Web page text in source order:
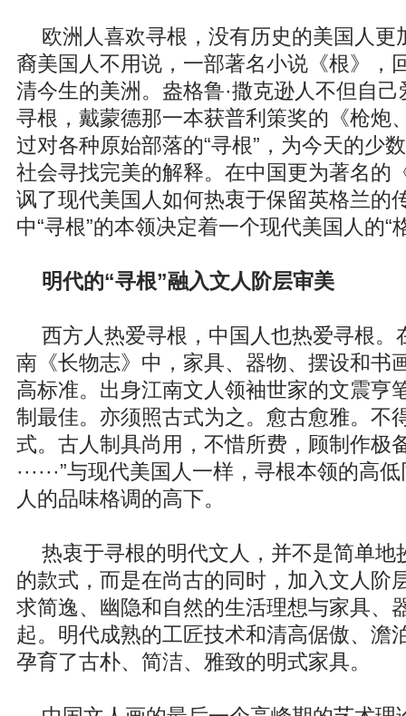
欧洲人喜欢寻根，没有历史的美国人更
裔美国人不用说，一部著名小说《根》，
清今生的美洲。盎格鲁·撒克逊人不但自
寻根，戴蒙德那一本获普利策奖的《枪炮
过对各种原始部落的“寻根”，为今天的少
社会寻找完美的解释。在中国更为著名的
讽了现代美国人如何热衷于保留英格兰的
中“寻根”的本领决定着一个现代美国人的“
明代的“寻根”融入文人阶层审美
西方人热爱寻根，中国人也热爱寻根。
南《长物志》中，家具、器物、摆设和书
高标准。出身江南文人领袖世家的文震亨
制最佳。亦须照古式为之。愈古愈雅。不
式。古人制具尚用，不惜所费，顾制作极
······”与现代美国人一样，寻根本领的高
人的品味格调的高下。
热衷于寻根的明代文人，并不是简单地
的款式，而是在尚古的同时，加入文人阶
求简逸、幽隐和自然的生活理想与家具、
起。明代成熟的工匠技术和清高倨傲、澹
孕育了古朴、简洁、雅致的明式家具。